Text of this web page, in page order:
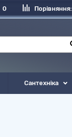
Порівняння:
0
Сантехніка